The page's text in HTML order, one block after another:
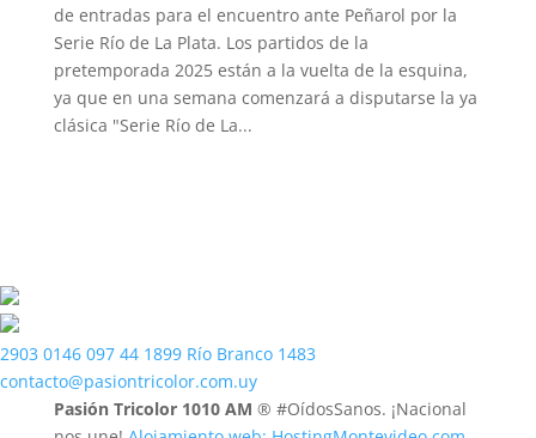
de entradas para el encuentro ante Peñarol por la
Serie Río de La Plata. Los partidos de la
pretemporada 2025 están a la vuelta de la esquina,
ya que en una semana comenzará a disputarse la ya
clásica "Serie Río de La...
2903 0146 097 44 1899 Río Branco 1483
contacto@pasiontricolor.com.uy
Pasión Tricolor 1010 AM ® #OídosSanos. ¡Nacional